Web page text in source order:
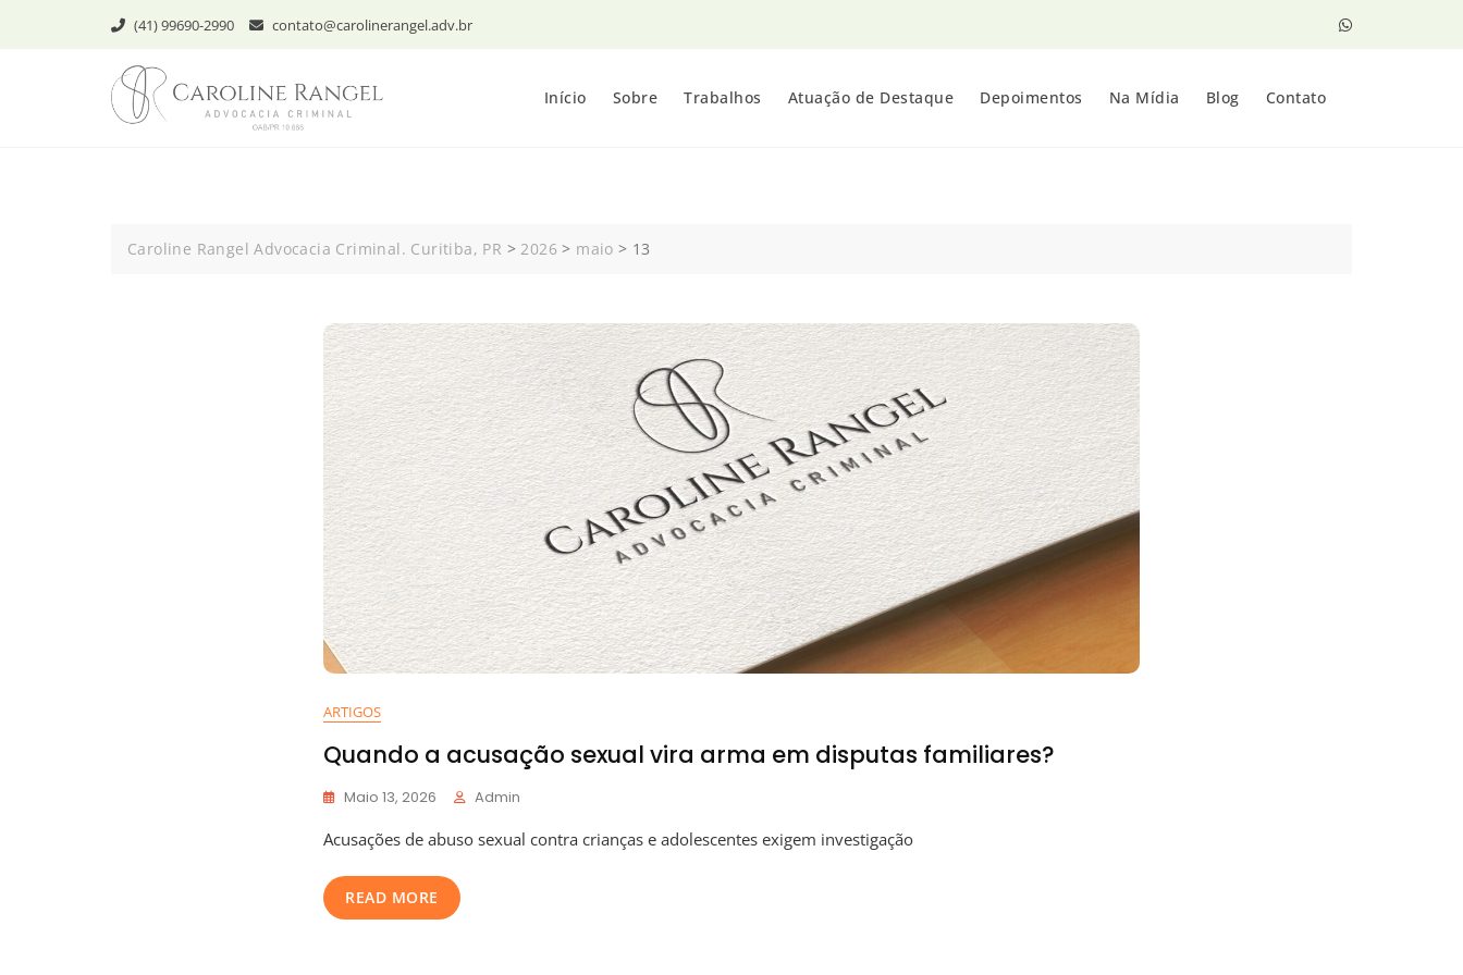
(41) 99690-2990 contato@carolinerangel.adv.br
Início Sobre Trabalhos Atuação de Destaque Depoimentos Na Mídia Blog Contato
Caroline Rangel Advocacia Criminal. Curitiba, PR >2026 > maio > 13
ARTIGOS
Quando a acusação sexual vira arma em disputas familiares?
Maio 13, 2026 Admin
Acusações de abuso sexual contra crianças e adolescentes exigem investigação
READ MORE